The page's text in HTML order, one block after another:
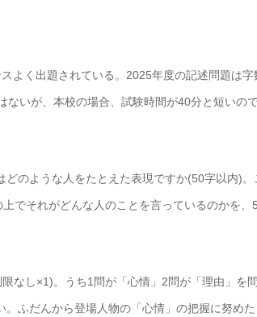
よく出題されている。2025年度の記述問題は字
いが、本校の場合、試験時間が40分と短いの
のような人をたとえた表現ですか(50字以内)。
でそれがどんな人のことを言っているのかを、
なし×1)。うち1問が「心情」2問が「理由」を
ふだんから登場人物の「心情」の把握に努めた